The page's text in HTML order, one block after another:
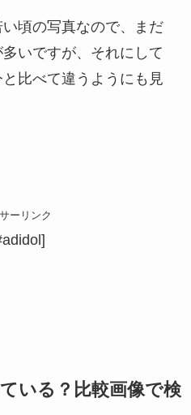
頃の写真なので、まだ
いですが、それにして
比べて違うようにも見
ーリンク
いる？比較画像で検